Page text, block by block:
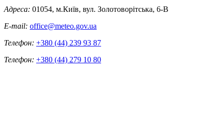
Адреса: 01054, м.Київ, вул. Золотоворітська, 6-В
E-mail: office@meteo.gov.ua
Телефон: +380 (44) 239 93 87
Телефон: +380 (44) 279 10 80